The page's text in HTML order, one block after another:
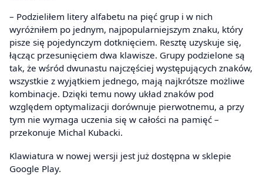
– Podzieliłem litery alfabetu na pięć grup i w nich
wyróżniłem po jednym, najpopularniejszym znaku, który
pisze się pojedynczym dotknięciem. Resztę uzyskuje się,
łącząc przesunięciem dwa klawisze. Grupy podzielone są
tak, że wśród dwunastu najczęściej występujących znaków,
wszystkie z wyjątkiem jednego, mają najkrótsze możliwe
kombinacje. Dzięki temu nowy układ znaków pod
względem optymalizacji dorównuje pierwotnemu, a przy
tym nie wymaga uczenia się w całości na pamięć –
przekonuje Michal Kubacki.
Klawiatura w nowej wersji jest już dostępna w sklepie
Google Play.